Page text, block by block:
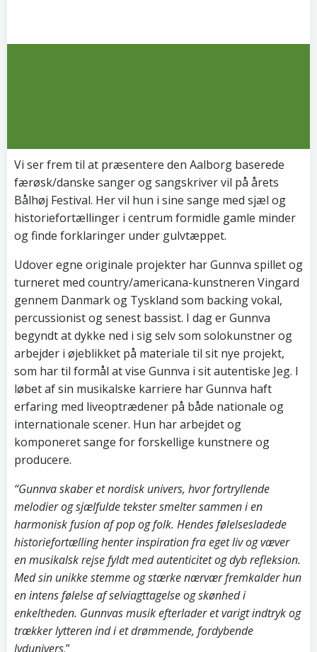
Vi ser frem til at præsentere den Aalborg baserede
færøsk/danske sanger og sangskriver vil på årets
Bålhøj Festival. Her vil hun i sine sange med sjæl og
historiefortællinger i centrum formidle gamle minder
og finde forklaringer under gulvtæppet.
Udover egne originale projekter har Gunnva spillet og
turneret med country/americana-kunstneren Vingard
gennem Danmark og Tyskland som backing vokal,
percussionist og senest bassist. I dag er Gunnva
begyndt at dykke ned i sig selv som solokunstner og
arbejder i øjeblikket på materiale til sit nye projekt,
som har til formål at vise Gunnva i sit autentiske Jeg. I
løbet af sin musikalske karriere har Gunnva haft
erfaring med liveoptrædener på både nationale og
internationale scener. Hun har arbejdet og
komponeret sange for forskellige kunstnere og
producere.
“Gunnva skaber et nordisk univers, hvor fortryllende
melodier og sjælfulde tekster smelter sammen i en
harmonisk fusion af pop og folk. Hendes følelsesladede
historiefortælling henter inspiration fra eget liv og væver
en musikalsk rejse fyldt med autenticitet og dyb refleksion.
Med sin unikke stemme og stærke nærvær fremkalder hun
en intens følelse af selviagttagelse og skønhed i
enkeltheden. Gunnvas musik efterlader et varigt indtryk og
trækker lytteren ind i et drømmende, fordybende
lydunivers.”